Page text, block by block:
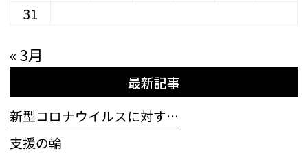
31
« 3月
最新記事
新型コロナウイルスに対す…
支援の輪